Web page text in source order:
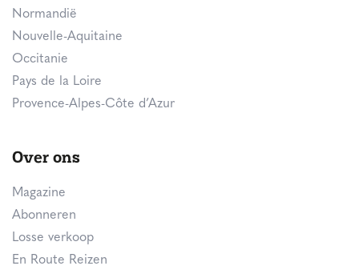
Normandië
Nouvelle-Aquitaine
Occitanie
Pays de la Loire
Provence-Alpes-Côte d’Azur
Over ons
Magazine
Abonneren
Losse verkoop
En Route Reizen